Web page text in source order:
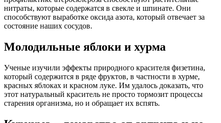
нитраты, которые содержатся в свекле и шпинате. Они
способствуют выработке оксида азота, который отвечает за
состояние наших сосудов.
Молодильные яблоки и хурма
Ученые изучили эффекты природного красителя физетина,
который содержится в ряде фруктов, в частности в хурме,
красных яблоках и красном луке. Им удалось доказать, что
этот натуральный краситель не просто тормозит процессы
старения организма, но и обращает их вспять.